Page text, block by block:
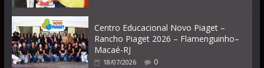
Centro Educacional Novo Piaget –
Rancho Piaget 2026 – Flamenguinho–
Macaé-RJ
18/07/2026 0